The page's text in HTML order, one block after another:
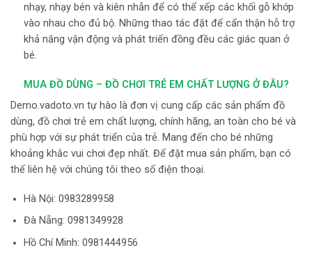
nhạy, nhạy bén và kiên nhẫn để có thể xếp các khối gỗ khớp
vào nhau cho đủ bộ. Những thao tác đặt để cẩn thận hỗ trợ
khả năng vận động và phát triển đồng đều các giác quan ở
bé.
MUA ĐỒ DÙNG – ĐỒ CHƠI TRẺ EM CHẤT LƯỢNG Ở ĐÂU?
Demo.vadoto.vn tự hào là đơn vị cung cấp các sản phẩm đồ
dùng, đồ chơi trẻ em chất lượng, chính hãng, an toàn cho bé và
phù hợp với sự phát triển của trẻ. Mang đến cho bé những
khoảng khắc vui chơi đẹp nhất. Để đặt mua sản phẩm, bạn có
thể liên hệ với chúng tôi theo số điện thoại.
Hà Nội: 0983289958
Đà Nẵng: 0981349928
Hồ Chí Minh: 0981444956